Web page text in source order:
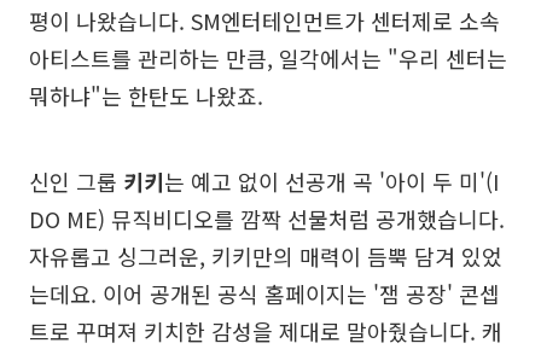
평이 나왔습니다. SM엔터테인먼트가 센터제로 소속
아티스트를 관리하는 만큼, 일각에서는 "우리 센터는
뭐하냐"는 한탄도 나왔죠.
신인 그룹 키키는 예고 없이 선공개 곡 '아이 두 미'(I
DO ME) 뮤직비디오를 깜짝 선물처럼 공개했습니다.
자유롭고 싱그러운, 키키만의 매력이 듬뿍 담겨 있었
는데요. 이어 공개된 공식 홈페이지는 '잼 공장' 콘셉
트로 꾸며져 키치한 감성을 제대로 말아줬습니다. 캐